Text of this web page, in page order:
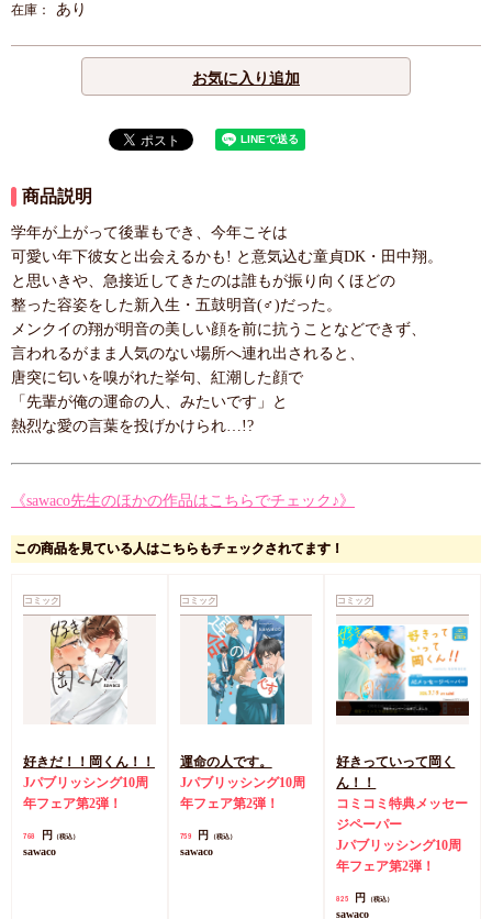
在庫： あり
お気に入り追加
商品説明
学年が上がって後輩もでき、今年こそは
可愛い年下彼女と出会えるかも! と意気込む童貞DK・田中翔。
と思いきや、急接近してきたのは誰もが振り向くほどの
整った容姿をした新入生・五鼓明音(♂)だった。
メンクイの翔が明音の美しい顔を前に抗うことなどできず、
言われるがまま人気のない場所へ連れ出されると、
唐突に匂いを嗅がれた挙句、紅潮した顔で
「先輩が俺の運命の人、みたいです」と
熱烈な愛の言葉を投げかけられ…!?
《sawaco先生のほかの作品はこちらでチェック♪》
この商品を見ている人はこちらもチェックされてます！
コミック
好きだ！！岡くん！！
Jパブリッシング10周
年フェア第2弾！
768 円 （税込）
sawaco
コミック
運命の人です。
Jパブリッシング10周
年フェア第2弾！
759 円 （税込）
sawaco
コミック
好きっていって岡く
ん！！
コミコミ特典メッセー
ジペーパー
Jパブリッシング10周
年フェア第2弾！
825 円 （税込）
sawaco